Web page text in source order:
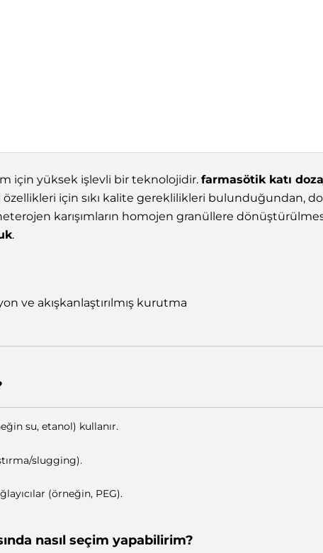
için yüksek işlevli bir teknolojidir. farmasötik katı
için sıkı kalite gereklilikleri bulunduğundan,
karışımların homojen granüllere
.
ve akışkanlaştırılmış kurutma
su, etanol) kullanır.
slugging).
(örneğin, PEG).
nasıl seçim yapabilirim?